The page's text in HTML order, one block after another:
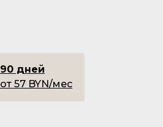
90 дней
от 57 BYN/мес